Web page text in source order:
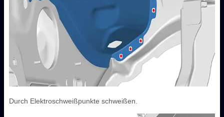
Durch Elektroschweißpunkte schweißen.